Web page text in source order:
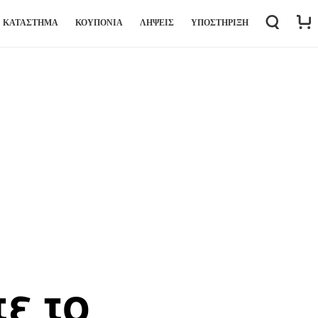
ΚΑΤΆΣΤΗΜΑ ΚΟΥΠΟΝΙΑ ΛΉΨΕΙΣ ΥΠΟΣΤΉΡΙΞΗ
το